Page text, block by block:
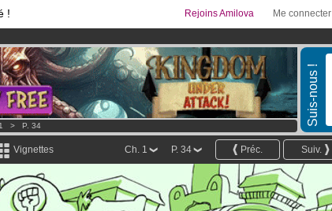
! Me connecter
Rejoins Amilova
!Clique ici pour t'abonner
Suis-nous !
> P. 34
Vignettes Suiv.
Préc.
P. 34
Ch. 1